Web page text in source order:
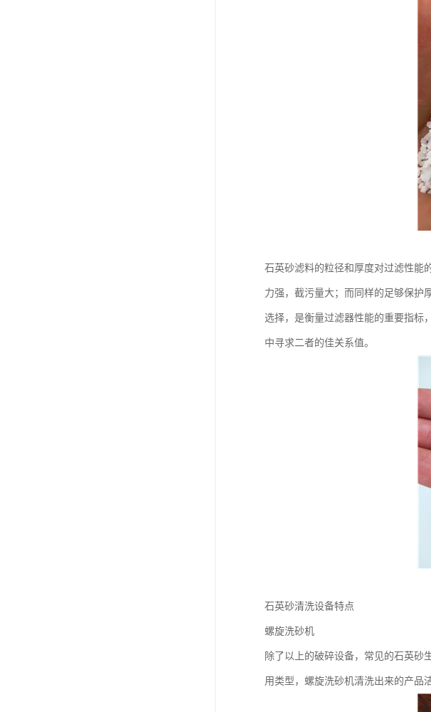
石英砂滤料的粒径和厚度对过滤性能
力强，截污量大；而同样的足够保护
选择，是衡量过滤器性能的重要指标
中寻求二者的佳关系值。
石英砂清洗设备特点
螺旋洗砂机
除了以上的破碎设备，常见的石英砂
用类型，螺旋洗砂机清洗出来的产品